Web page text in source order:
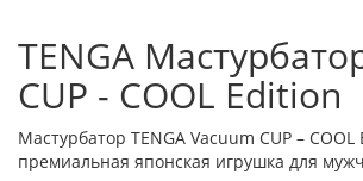
TENGA
CUP - COOL Edition
Мастурбатор TENGA Vacuum CUP –
премиальная японская игрушка для